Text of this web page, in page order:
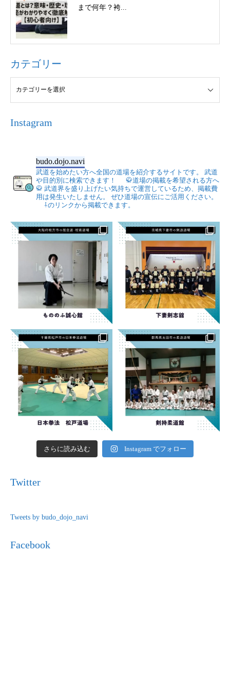
まで何年？袴...
カテゴリー
Instagram
budo.dojo.navi
武道を始めたい方へ全国の道場を紹介するサイトです。
武道
や目的別に検索できます！
🥋道場の掲載を希望される方へ
🥋 武道界を盛り上げたい気持ちで運営しているため、掲載費
用は発生いたしません。
ぜひ道場の宣伝にご活用ください。
⇩のリンクから掲載できます。
さらに読み込む Instagram でフォロー
Twitter
Tweets by budo_dojo_navi
Facebook